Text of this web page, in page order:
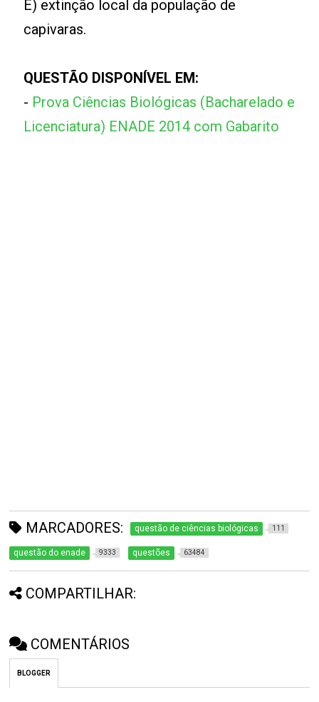
E) extinção local da população de
capivaras.
QUESTÃO DISPONÍVEL EM:
- Prova Ciências Biológicas (Bacharelado e
Licenciatura) ENADE 2014 com Gabarito
MARCADORES: questão de ciências biológicas 111
questão do enade 9333 questões 63484
COMPARTILHAR:
COMENTÁRIOS
BLOGGER